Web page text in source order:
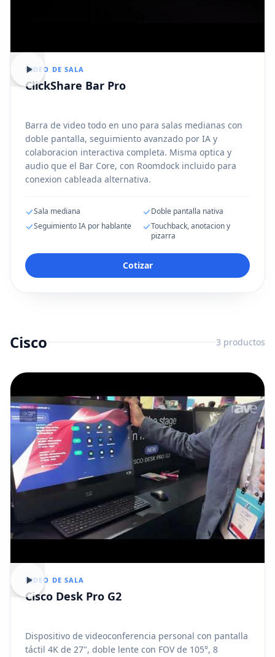
VIDEO DE SALA
ClickShare Bar Pro
Barra de video todo en uno para salas medianas con
doble pantalla, seguimiento avanzado por IA y
colaboracion interactiva completa. Misma optica y
audio que el Bar Core, con Roomdock incluido para
conexion cableada alternativa.
Sala mediana
Doble pantalla nativa
Seguimiento IA por hablante
Touchback, anotacion y
pizarra
Cotizar
Cisco 3 productos
VIDEO DE SALA
Cisco Desk Pro G2
Dispositivo de videoconferencia personal con pantalla
táctil 4K de 27", doble lente con FOV de 105°, 8